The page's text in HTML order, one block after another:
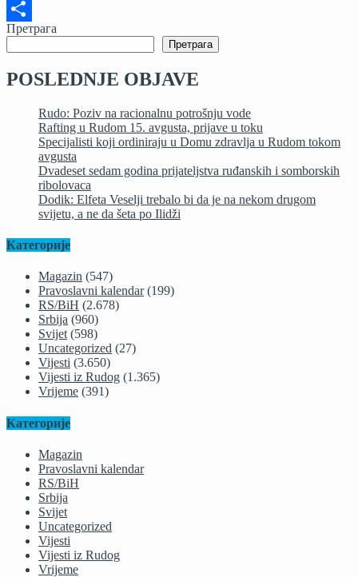
Email
Share
Претрага
Претрага
POSLEDNJE OBJAVE
Rudo: Poziv na racionalnu potrošnju vode
Rafting u Rudom 15. avgusta, prijave u toku
Specijalisti koji ordiniraju u Domu zdravlja u Rudom tokom
avgusta
Dvadeset sedam godina prijateljstva ruđanskih i somborskih
ribolovaca
Dodik: Elfeta Veselji trebalo bi da je na nekom drugom
svijetu, a ne da šeta po Ilidži
Категорије
Magazin (547)
Pravoslavni kalendar(199)
RS/BiH (2.678)
Srbija (960)
Svijet (598)
Uncategorized (27)
Vijesti (3.650)
Vijesti iz Rudog (1.365)
Vrijeme (391)
Категорије
Magazin
Pravoslavni kalendar
RS/BiH
Srbija
Svijet
Uncategorized
Vijesti
Vijesti iz Rudog
Vrijeme